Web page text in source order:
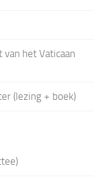
van het Vaticaan
(lezing + boek)